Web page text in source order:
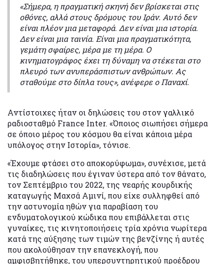
«Σήμερα, η πραγματική σκηνή δεν βρίσκεται στις
οθόνες, αλλά στους δρόμους του Ιράν. Αυτό δεν
είναι πλέον μια μεταφορά. Δεν είναι μια ιστορία.
Δεν είναι μια ταινία. Είναι μια πραγματικότητα,
γεμάτη σφαίρες, μέρα με τη μέρα. Ο
κινηματογράφος έχει τη δύναμη να στέκεται στο
πλευρό των ανυπεράσπιστων ανθρώπων. Ας
σταθούμε στο δίπλα τους», ανέφερε ο Παναχί.
Αντίστοιχες ήταν οι δηλώσεις του στον γαλλικό
ραδιοσταθμό France Inter. «Όποιος σιωπήσει σήμερα
σε όποιο μέρος του κόσμου θα είναι κάποια μέρα
υπόλογος στην Ιστορία», τόνισε.
«Έχουμε φτάσει στο αποκορύφωμα», συνέχισε, μετά
τις διαδηλώσεις που έγιναν ύστερα από τον θάνατο,
τον Σεπτέμβριο του 2022, της νεαρής κουρδικής
καταγωγής Μαχσά Αμινί, που είχε συλληφθεί από
την αστυνομία ηθών για παραβίαση του
ενδυματολογικού κώδικα που επιβάλλεται στις
γυναίκες, τις κινητοποιήσεις τρία χρόνια νωρίτερα
κατά της αύξησης των τιμών της βενζίνης ή αυτές
που ακολούθησαν την επανεκλογή, που
αμφισβητήθηκε, του υπερσυντηρητικού προέδρου